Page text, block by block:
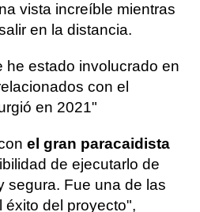
vista increíble mientras
en la distancia.
he estado involucrado en
con el
en 2021"
el gran paracaidista
de ejecutarlo de
segura. Fue una de las
éxito del proyecto",